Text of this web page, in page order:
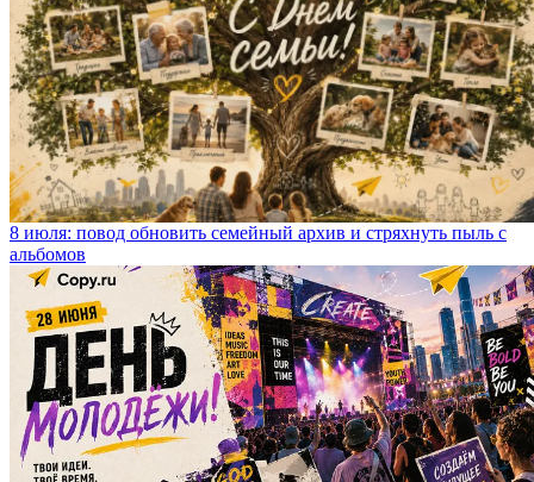
8 июля: повод обновить семейный архив и стряхнуть пыль с
альбомов